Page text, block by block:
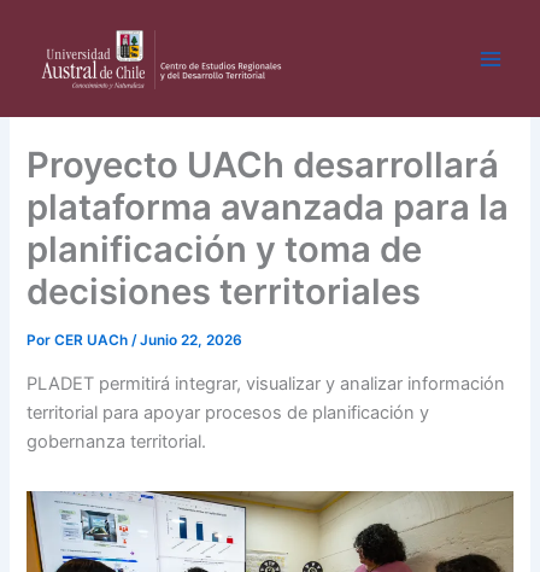
contenido
Proyecto UACh desarrollará
plataforma avanzada para la
planificación y toma de
decisiones territoriales
PorCER UACh/Junio 22, 2026
PLADET permitirá integrar, visualizar y analizar información
territorial para apoyar procesos de planificación y
gobernanza territorial.